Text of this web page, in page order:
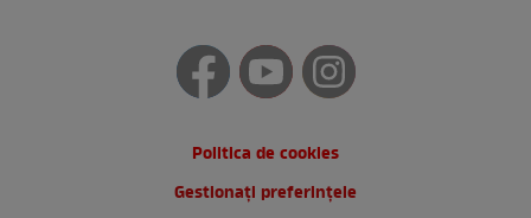
Politica de cookies
Gestionați preferințele